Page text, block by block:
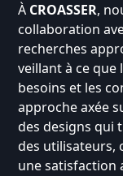
À CROASSER,
collaboration
recherches
veillant à ce
besoins et les
approche axée
des designs qui
des utilisateurs,
une satisfaction